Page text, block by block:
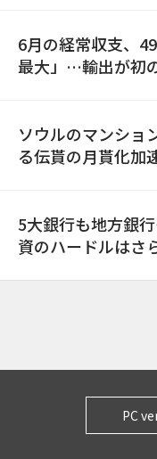
6月の経常収支、
最大」…輸出が初
ソウルのマンショ
る伝貰の月貰化加
5大銀行も地方銀
資のハードルはさ
PC